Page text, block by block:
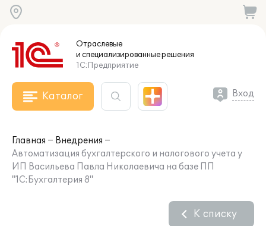
Отраслевые
и специализированныерешения
1С:Предприятие
Каталог Вход
Главная
Внедрения
Автоматизация бухгалтерского и налогового учета у
ИП Васильева Павла Николаевича на базе ПП
"1С:Бухгалтерия 8"
К списку